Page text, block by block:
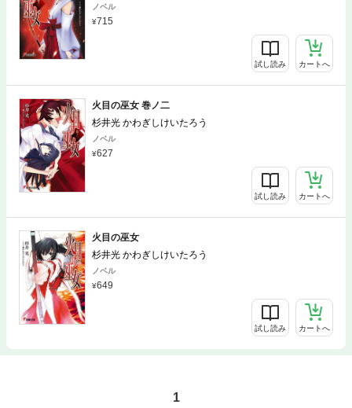
ノベル
715
試し読み カートへ
火目の巫女 巻ノ二
杉井光 かわぎしけいたろう
ノベル
627
試し読み カートへ
火目の巫女
杉井光 かわぎしけいたろう
ノベル
649
試し読み カートへ
1